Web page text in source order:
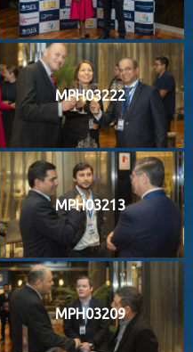
MPH03222
MPH03213
MPH03209